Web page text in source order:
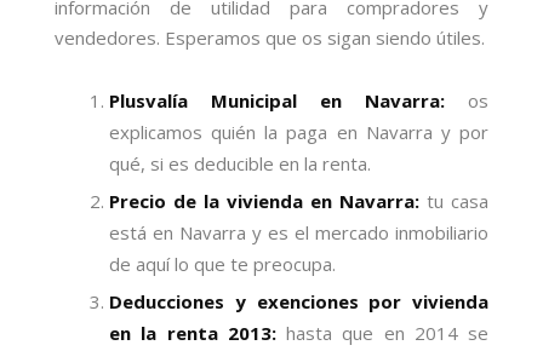
información de utilidad para compradores y
vendedores. Esperamos que os sigan siendo útiles.
Plusvalía Municipal en Navarra: os
explicamos quién la paga en Navarra y por
qué, si es deducible en la renta.
Precio de la vivienda en Navarra: tu casa
está en Navarra y es el mercado inmobiliario
de aquí lo que te preocupa.
Deducciones y exenciones por vivienda
en la renta 2013:hasta que en 2014 se